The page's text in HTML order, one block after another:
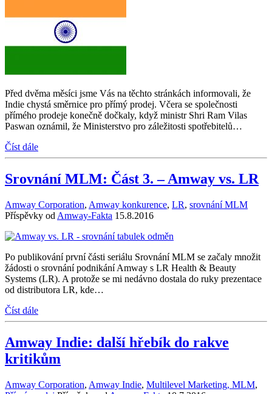
Před dvěma měsíci jsme Vás na těchto stránkách informovali, že
Indie chystá směrnice pro přímý prodej. Včera se společnosti
přímého prodeje konečně dočkaly, když ministr Shri Ram Vilas
Paswan oznámil, že Ministerstvo pro záležitosti spotřebitelů…
Číst dále
Srovnání MLM: Část 3. – Amway vs. LR
Amway Corporation, Amway konkurence, LR, srovnání MLM
Příspěvky od Amway-Fakta 15.8.2016
Po publikování první části seriálu Srovnání MLM se začaly množit
žádosti o srovnání podnikání Amway s LR Health & Beauty
Systems (LR). A protože se mi nedávno dostala do ruky prezentace
od distributora LR, kde…
Číst dále
Amway Indie: další hřebík do rakve
kritikům
Amway Corporation, Amway Indie, Multilevel Marketing, MLM,